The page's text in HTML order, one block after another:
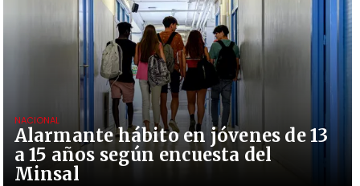
Alarmante hábito en jóvenes de 13
a 15 años según encuesta del
Minsal
NACIONAL